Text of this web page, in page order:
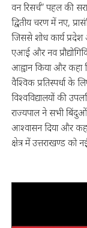
वन रिसर्च” पहल की
द्वितीय चरण में नए,
जिससे शोध कार्य
एआई और नव
आह्वान किया और
वैश्विक प्रतिस्पर्धा के
विश्वविद्यालयों की
राज्यपाल ने सभी
आश्वासन दिया और
क्षेत्र में उत्तराखण्ड को